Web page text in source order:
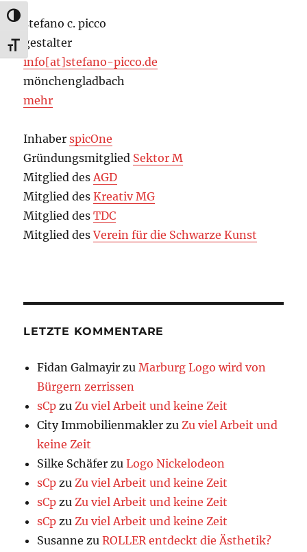
UMSCHALTEN AUF HOHE KONTRASTE
SCHRIFT VERGRÖSSERN
stefano c. picco
gestalter
info[at]stefano-picco.de
mönchengladbach
mehr
InhaberspicOne
Gründungsmitglied Sektor M
Mitglied desAGD
Mitglied desKreativ MG
Mitglied desTDC
Mitglied desVerein für die Schwarze Kunst
LETZTE KOMMENTARE
Fidan Galmayir zuMarburg Logo wird von
Bürgern zerrissen
sCp zuZu viel Arbeit und keine Zeit
City Immobilienmakler zuZu viel Arbeit und
keine Zeit
Silke Schäfer zuLogo Nickelodeon
sCp zuZu viel Arbeit und keine Zeit
sCp zuZu viel Arbeit und keine Zeit
sCp zuZu viel Arbeit und keine Zeit
Susanne zuROLLER entdeckt die Ästhetik?